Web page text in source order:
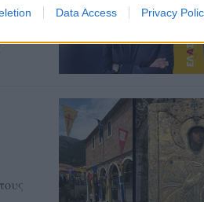
Data Access Privacy
την